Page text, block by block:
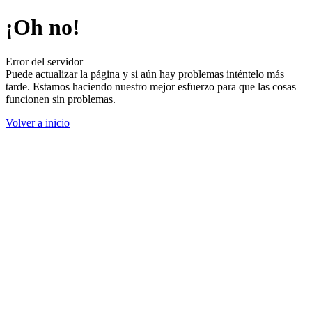
¡Oh no!
Error del servidor
Puede actualizar la página y si aún hay problemas inténtelo más
tarde. Estamos haciendo nuestro mejor esfuerzo para que las cosas
funcionen sin problemas.
Volver a inicio